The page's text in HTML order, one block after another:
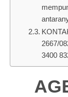
2667/
3400